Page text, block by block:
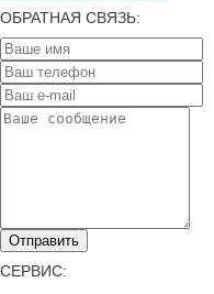
ОБРАТНАЯ СВЯЗЬ:
Отправить
СЕРВИС: